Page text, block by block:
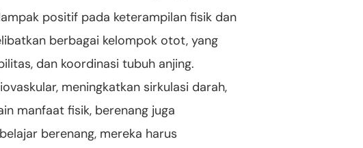
positif pada keterampilan fisik dan
berbagai kelompok otot, yang
dan koordinasi tubuh anjing.
meningkatkan sirkulasi darah,
manfaat fisik, berenang juga
berenang, mereka harus